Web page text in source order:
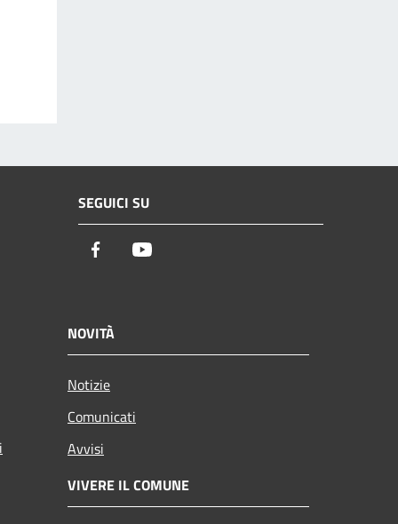
SEGUICI SU
Facebook
NOVITÀ
Notizie
Comunicati
Avvisi
VIVERE IL COMUNE